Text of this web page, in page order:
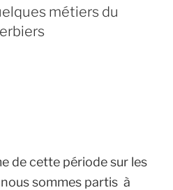
métiers du
de cette période sur les
sommes partis à